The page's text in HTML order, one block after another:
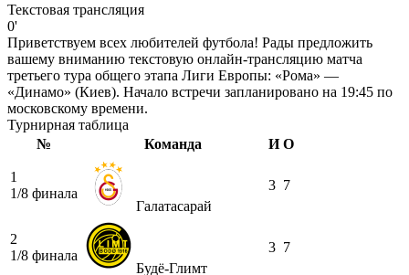
Текстовая трансляция
0'
Приветствуем всех любителей футбола! Рады предложить
вашему вниманию текстовую онлайн-трансляцию матча
третьего тура общего этапа Лиги Европы: «Рома» —
«Динамо» (Киев). Начало встречи запланировано на 19:45 по
московскому времени.
Турнирная таблица
№
Команда И О
1
1/8 финала
Галатасарай
3 7
2
1/8 финала
Будё-Глимт
3 7